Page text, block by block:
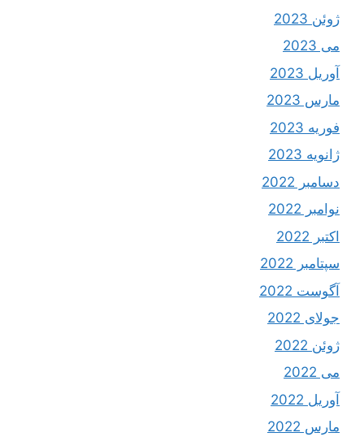
ژوئن 2023
می 2023
آوریل 2023
مارس 2023
فوریه 2023
ژانویه 2023
دسامبر 2022
نوامبر 2022
اکتبر 2022
سپتامبر 2022
آگوست 2022
جولای 2022
ژوئن 2022
می 2022
آوریل 2022
مارس 2022